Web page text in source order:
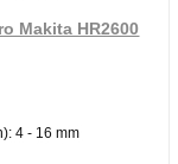
Makita HR2600
4 - 16 mm